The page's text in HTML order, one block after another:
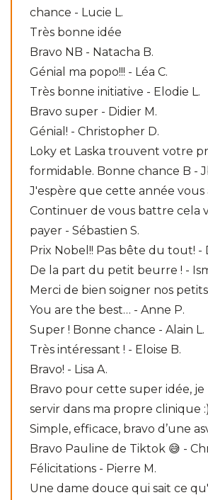
chance - Lucie L.
Très bonne idée
Bravo NB - Natacha B.
Génial ma popo!!! - Léa C.
Très bonne initiative - Elodie L.
Bravo super - Didier M.
Génial! - Christopher D.
Loky et Laska trouvent votre
formidable. Bonne chance B -
J'espère que cette année vous
Continuer de vous battre cela
payer - Sébastien S.
Prix Nobel!! Pas bête du tout! -
De la part du petit beurre ! -
Merci de bien soigner nos petits
You are the best… - Anne P.
Super ! Bonne chance - Alain L.
Très intéressant ! - Eloise B.
Bravo! - Lisa A.
Bravo pour cette super idée, je
servir dans ma propre clinique
Simple, efficace, bravo d’une
Bravo Pauline de Tiktok 😅 -
Félicitations - Pierre M.
Une dame douce qui sait ce